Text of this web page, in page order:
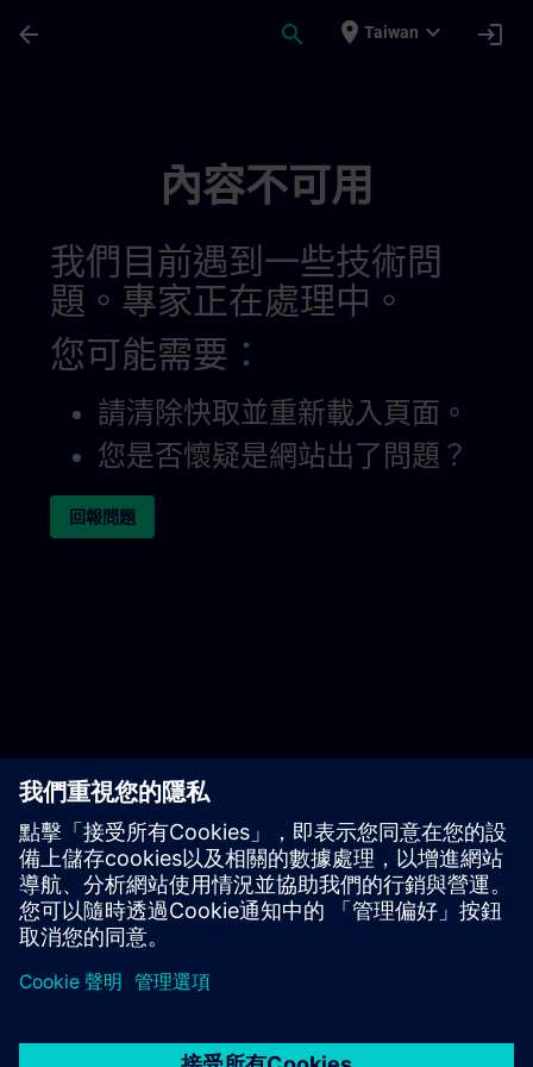
arrow_back search place Taiwan expand_more login
內容不可用
我們目前遇到一些技術問
題。專家正在處理中。
您可能需要：
請清除快取並重新載入頁面。
您是否懷疑是網站出了問題？
回報問題